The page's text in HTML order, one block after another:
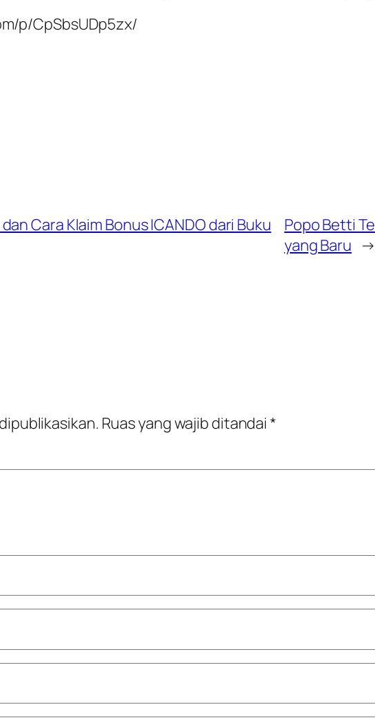
p/CpSbsUDp5zx/
Cara Klaim Bonus ICANDO dari Buku
Popo Betti
yang Baru →
Ruas yang wajib ditandai*